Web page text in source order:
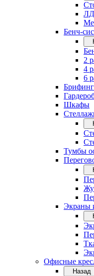
Бенч-
2
4
6
Шкафы
Тумбы
Экраны
Офисные
Назад